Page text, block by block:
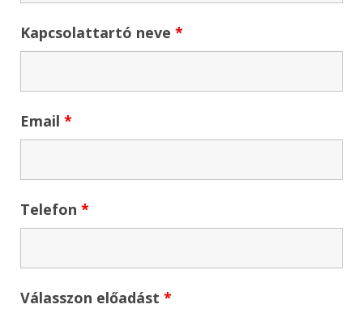
Kapcsolattartó neve *
Email *
Telefon *
Válasszon előadást *